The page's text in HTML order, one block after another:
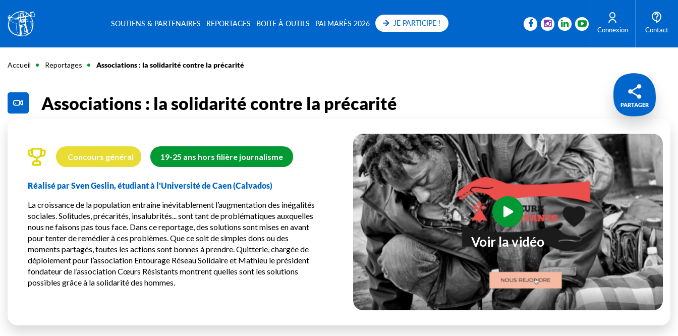
SOUTIENS & PARTENAIRES REPORTAGES BOITE À OUTILS PALMARÈS 2026 JE PARTICIPE !
Connexion Contact
Accueil Reportages Associations : la solidarité contre la précarité
PARTAGER
Associations : la solidarité contre la précarité
Concours général 19-25 ans hors filière journalisme
Réalisé par Sven Geslin, étudiant à l'Université de Caen (Calvados)
La croissance de la population entraîne inévitablement l’augmentation des inégalités
sociales. Solitudes, précarités, insalubrités... sont tant de problématiques auxquelles
nous ne faisons pas tous face. Dans ce reportage, des solutions sont mises en avant
pour tenter de remédier à ces problèmes. Que ce soit de simples dons ou des
moments partagés, toutes les actions sont bonnes à prendre. Quitterie, chargée de
déploiement pour l’association Entourage Réseau Solidaire et Mathieu le président
fondateur de l’association Cœurs Résistants montrent quelles sont les solutions
possibles grâce à la solidarité des hommes.
Voir la vidéo